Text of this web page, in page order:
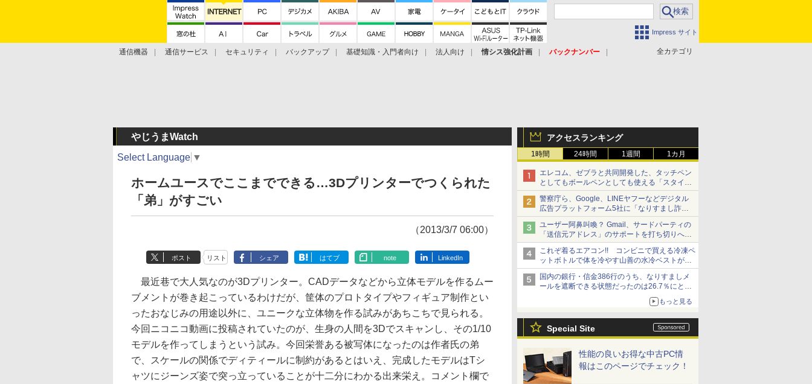
Impress サイト
全カテゴリ
通信機器 通信サービス セキュリティ バックアップ 基礎知識・入門者向け 法人向け 情シス強化計画
バックナンバー
アクセスランキング
1時間 24時間 1週間 1カ月
エレコム、ゼブラと共同開発した、タッチペン
としてもボールペンとしても使える「スタイラ
スツーウェイ」発売 iPadにも紙にも、持ち替
えずに書き込める
警察庁ら、Google、LINEヤフーなどデジタル
広告プラットフォーム5社に「なりすまし詐欺
広告」対策強化を要請 著名人の写真や映像を
使った投資詐欺などへの対策として
ユーザー阿鼻叫喚？ Gmail、サードパーティの
「送信元アドレス」のサポートを打ち切りへ
【やじうまWatch】
これぞ着るエアコン!! コンビニで買える冷凍ペ
ットボトルで体を冷やす山善の水冷ベストがロ
ードバイクにちょうどいい【ぼっち・ざ・ろー
ど！その14】【空いた時間でなにしてる？】
国内の銀行・信金386行のうち、なりすましメ
ールを遮断できる状態だったのは26.7％にとど
まる～GMOブランドセキュリティ調査
もっと見る
Special Site
性能の良いお得な中古PC情
報はこのページでチェック！
やじうまWatch
Select Language ▼
ホームユースでここまでできる…3Dプリンターでつくられた
「弟」がすごい
（2013/3/7 06:00）
ポスト リスト シェア はてブ note LinkedIn
最近巷で大人気なのが3Dプリンター。CADデータなどから立体モデルを作るムー
ブメントが巻き起こっているわけだが、筐体のプロトタイプやフィギュア制作とい
ったおなじみの用途以外に、ユニークな立体物を作る試みがあちこちで見られる。
今回ニコニコ動画に投稿されていたのが、生身の人間を3Dでスキャンし、その1/10
モデルを作ってしまうという試み。今回栄誉ある被写体になったのは作者氏の弟
で、スケールの関係でディティールに制約があるとはいえ、完成したモデルはTシ
ャツにジーンズ姿で突っ立っていることが十二分にわかる出来栄え。コメント欄で